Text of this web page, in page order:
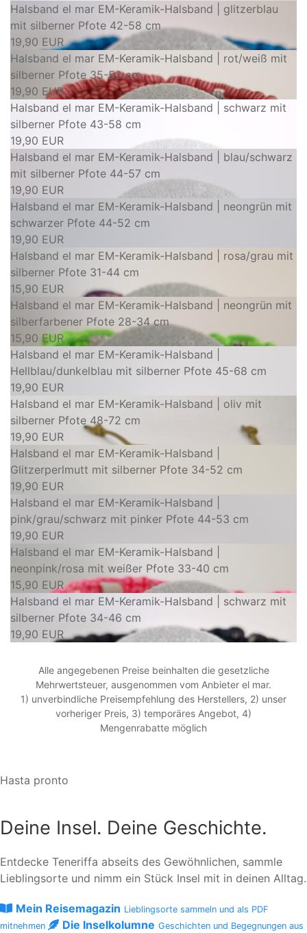
Halsband el mar EM-Keramik-Halsband | glitzerblau
mit silberner Pfote 42-58 cm
19,90 EUR
Halsband el mar EM-Keramik-Halsband | rot/weiß mit
silberner Pfote 35-52 cm
19,90 EUR
Halsband el mar EM-Keramik-Halsband | schwarz mit
silberner Pfote 43-58 cm
19,90 EUR
Halsband el mar EM-Keramik-Halsband | blau/schwarz
mit silberner Pfote 44-57 cm
19,90 EUR
Halsband el mar EM-Keramik-Halsband | neongrün mit
schwarzer Pfote 44-52 cm
19,90 EUR
Halsband el mar EM-Keramik-Halsband | rosa/grau mit
silberner Pfote 31-44 cm
15,90 EUR
Halsband el mar EM-Keramik-Halsband | neongrün mit
silberfarbener Pfote 28-34 cm
15,90 EUR
Halsband el mar EM-Keramik-Halsband |
Hellblau/dunkelblau mit silberner Pfote 45-68 cm
19,90 EUR
Halsband el mar EM-Keramik-Halsband | oliv mit
silberner Pfote 48-72 cm
19,90 EUR
Halsband el mar EM-Keramik-Halsband |
Glitzerperlmutt mit silberner Pfote 34-52 cm
19,90 EUR
Halsband el mar EM-Keramik-Halsband |
pink/grau/schwarz mit pinker Pfote 44-53 cm
19,90 EUR
Halsband el mar EM-Keramik-Halsband |
neonpink/rosa mit weißer Pfote 33-40 cm
15,90 EUR
Halsband el mar EM-Keramik-Halsband | schwarz mit
silberner Pfote 34-46 cm
19,90 EUR
Alle angegebenen Preise beinhalten die gesetzliche
Mehrwertsteuer, ausgenommen vom Anbieter el mar.
1) unverbindliche Preisempfehlung des Herstellers, 2) unser
vorheriger Preis, 3) temporäres Angebot, 4)
Mengenrabatte möglich
Hasta pronto
Deine Insel. Deine Geschichte.
Entdecke Teneriffa abseits des Gewöhnlichen, sammle
Lieblingsorte und nimm ein Stück Insel mit in deinen Alltag.
Mein Reisemagazin Lieblingsorte sammeln und als PDF
mitnehmen
Die Inselkolumne Geschichten und Begegnungen aus